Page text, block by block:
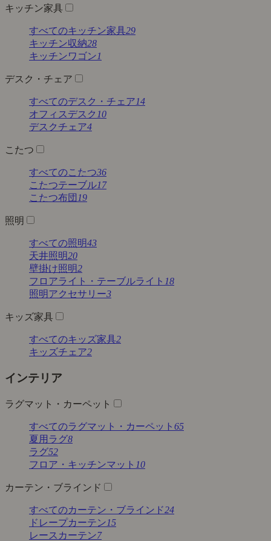
キッチン家具
すべてのキッチン家具29
キッチン収納28
キッチンワゴン1
デスク・チェア
すべてのデスク・チェア14
オフィスデスク 10
デスクチェア4
こたつ
すべてのこたつ36
こたつテーブル17
こたつ布団 19
照明
すべての照明43
天井照明20
壁掛け照明2
フロアライト・テーブルライト 18
照明アクセサリー3
キッズ家具
すべてのキッズ家具2
キッズチェア2
インテリア
ラグマット・カーペット
すべてのラグマット・カーペット 65
夏用ラグ8
ラグ52
フロア・キッチンマット 10
カーテン・ブラインド
すべてのカーテン・ブラインド24
ドレープカーテン15
レースカーテン7